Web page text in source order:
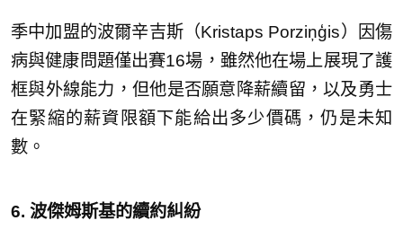
季中加盟的波爾辛吉斯（Kristaps Porziņģis）因傷
病與健康問題僅出賽16場，雖然他在場上展現了護
框與外線能力，但他是否願意降薪續留，以及勇士
在緊縮的薪資限額下能給出多少價碼，仍是未知
數。
6. 波傑姆斯基的續約糾紛